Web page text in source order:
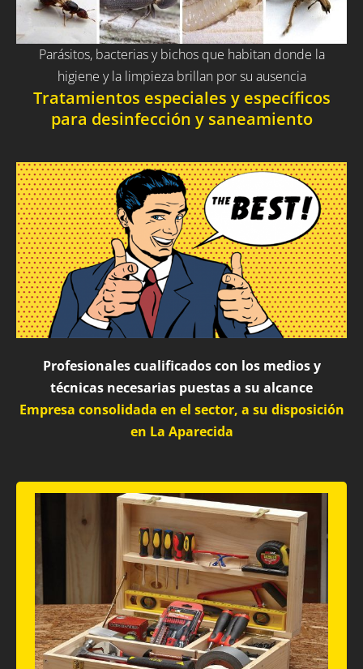
Parásitos, bacterias y bichos que habitan donde la
higiene y la limpieza brillan por su ausencia
Tratamientos especiales y específicos
para desinfección y saneamiento
Profesionales cualificados con los medios y
técnicas necesarias puestas a su alcance
Empresa consolidada en el sector, a su disposición
en La Aparecida